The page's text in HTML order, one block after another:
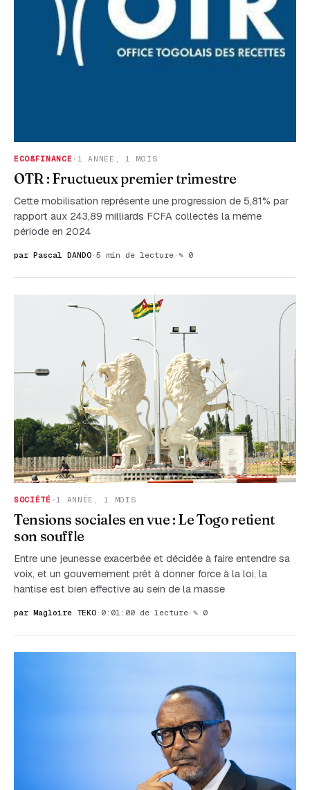
ECO&FINANCE ·1 ANNÉE, 1 MOIS
OTR : Fructueux premier trimestre
Cette mobilisation représente une progression de 5,81% par
rapport aux 243,89 milliards FCFA collectés la même
période en 2024
par Pascal DANDO · 5 min de lecture · ✎ 0
SOCIÉTÉ ·1 ANNÉE, 1 MOIS
Tensions sociales en vue : Le Togo retient
son souffle
Entre une jeunesse exacerbée et décidée à faire entendre sa
voix, et un gouvernement prêt à donner force à la loi, la
hantise est bien effective au sein de la masse
par Magloire TEKO · 0:01:00 de lecture · ✎ 0